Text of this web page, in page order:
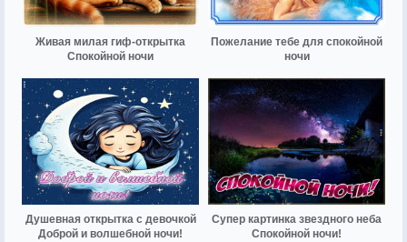
Живая милая гиф-открытка
Спокойной ночи
Пожелание тебе для спокойной
ночи
Душевная открытка с девочкой
Доброй и волшебной ночи!
Супер картинка звездного неба
Спокойной ночи!